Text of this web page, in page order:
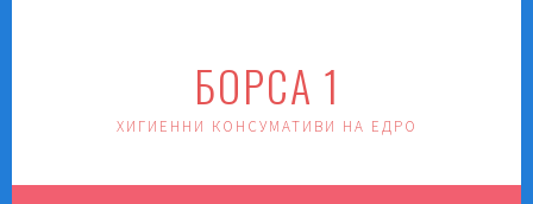
БОРСА 1
ХИГИЕННИ КОНСУМАТИВИ НА ЕДРО